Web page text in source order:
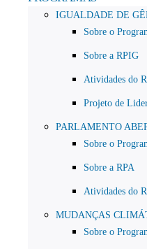
IGUALDADE DE
Sobre o
Sobre a RPIG
Atividades do
Projeto de
PARLAMENTO
Sobre o
Sobre a RPA
Atividades do
MUDANÇAS
Sobre o